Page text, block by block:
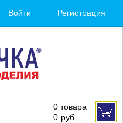
Войти Регистрация
0 товара
0 руб.